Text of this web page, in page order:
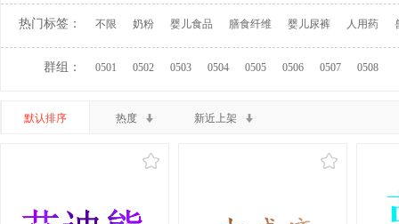
热门标签： 不限 奶粉 婴儿食品 膳食纤维 婴儿尿裤 人用药
群组： 0501 0502 0503 0504 0505 0506 0507 0508
默认排序 热度 新近上架